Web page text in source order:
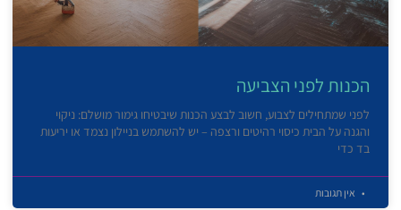
הכנות לפני הצביעה
לפני שמתחילים לצבוע, חשוב לבצע הכנות שיבטיחו גימור מושלם: ניקוי
והגנה על הבית כיסוי רהיטים ורצפה – יש להשתמש בניילון נצמד או יריעות
בד כדי
אין תגובות